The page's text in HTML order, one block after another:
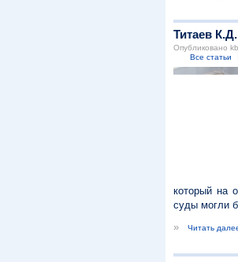
Титаев
Опубликовано
Все статьи
который на
суды могли
»
Читать